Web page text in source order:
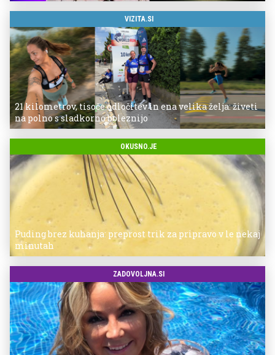
VIZITA.SI
21 kilometrov, tisoče odločitev in ena velika želja: živeti
na polno s sladkorno boleznijo
OKUSNO.JE
Puding brez kuhanja: preprost trik za pripravo v le nekaj
minutah
ZADOVOLJNA.SI